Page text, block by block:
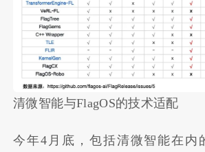
清微智能与FlagOS的技术适配
今年4月底，包括清微智能在内